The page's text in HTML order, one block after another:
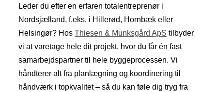
​Leder du efter en erfaren totalentreprenør i
Nordsjælland, f.eks. i Hillerød, Hornbæk eller
Helsingør? Hos Thiesen & Munksgård ApS tilbyder
vi at varetage hele dit projekt, hvor du får én fast
samarbejdspartner til hele byggeprocessen. Vi
håndterer alt fra planlægning og koordinering til
håndværk i topkvalitet – så du kan føle dig tryg fra